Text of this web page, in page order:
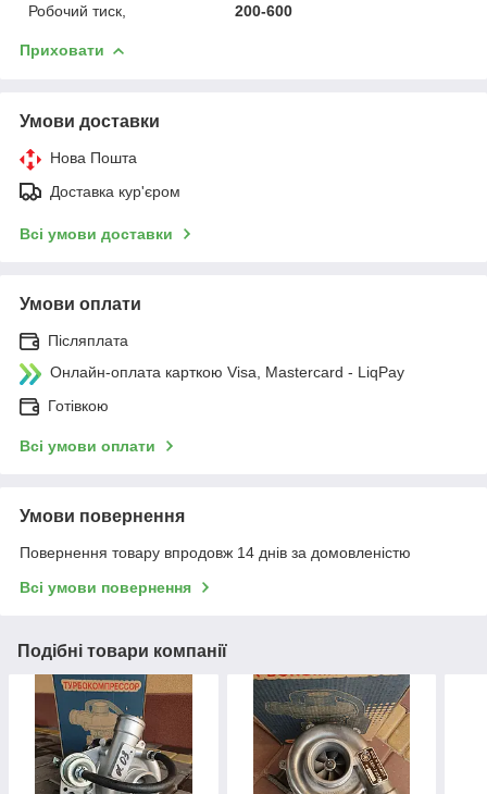
Робочий тиск,
200-600
Приховати
Умови доставки
Нова Пошта
Доставка кур'єром
Всі умови доставки
Умови оплати
Післяплата
Онлайн-оплата карткою Visa, Mastercard - LiqPay
Готівкою
Всі умови оплати
Умови повернення
Повернення товару впродовж 14 днів за домовленістю
Всі умови повернення
Подібні товари компанії